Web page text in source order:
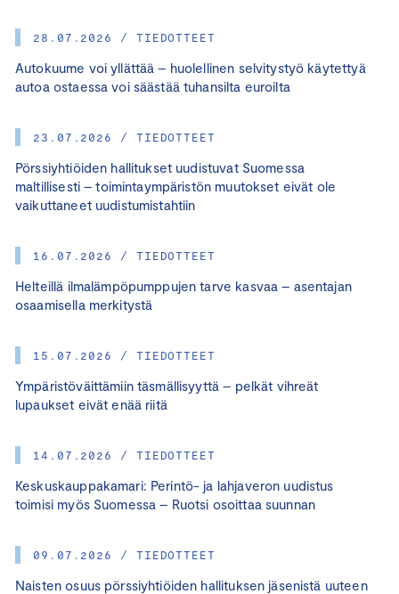
28.07.2026 / TIEDOTTEET
Autokuume voi yllättää – huolellinen selvitystyö käytettyä
autoa ostaessa voi säästää tuhansilta euroilta
23.07.2026 / TIEDOTTEET
Pörssiyhtiöiden hallitukset uudistuvat Suomessa
maltillisesti – toimintaympäristön muutokset eivät ole
vaikuttaneet uudistumistahtiin
16.07.2026 / TIEDOTTEET
Helteillä ilmalämpöpumppujen tarve kasvaa – asentajan
osaamisella merkitystä
15.07.2026 / TIEDOTTEET
Ympäristöväittämiin täsmällisyyttä – pelkät vihreät
lupaukset eivät enää riitä
14.07.2026 / TIEDOTTEET
Keskuskauppakamari: Perintö- ja lahjaveron uudistus
toimisi myös Suomessa – Ruotsi osoittaa suunnan
09.07.2026 / TIEDOTTEET
Naisten osuus pörssiyhtiöiden hallituksen jäsenistä uuteen